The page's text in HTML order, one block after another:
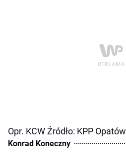
Opr. KCW Źródło: KPP Opatów
Konrad Koneczny